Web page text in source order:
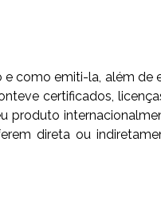
como emiti-la, além de
certificados,
produto
direta ou